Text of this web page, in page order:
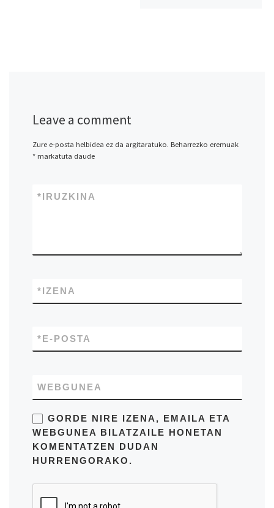
Leave a comment
Zure e-posta helbidea ez da argitaratuko. Beharrezko eremuak
*markatuta daude
IRUZKINA
*
IZENA
*
E-POSTA
*
WEBGUNEA
GORDE NIRE IZENA, EMAILA ETA
WEBGUNEA BILATZAILE HONETAN
KOMENTATZEN DUDAN
HURRENGORAKO.